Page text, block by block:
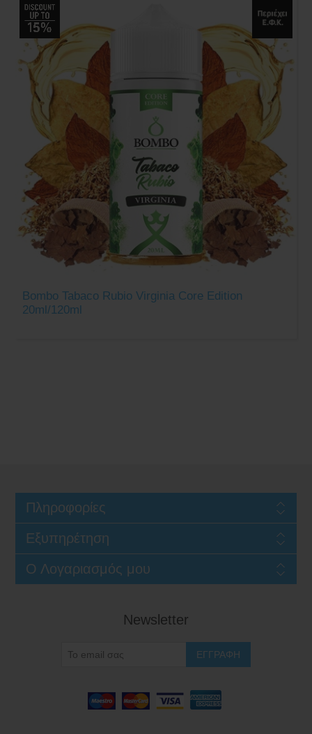
Bombo Tabaco Rubio Virginia Core Edition
20ml/120ml
Πληροφορίες
Εξυπηρέτηση
Ο Λογαριασμός μου
Newsletter